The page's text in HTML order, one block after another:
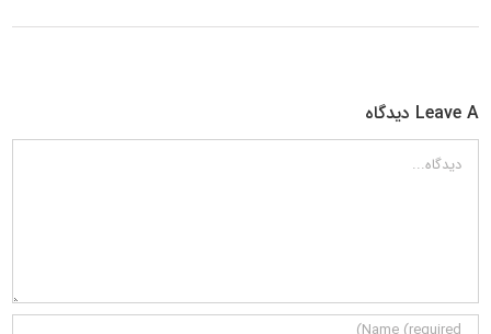
Leave A دیدگاه
دیدگاه